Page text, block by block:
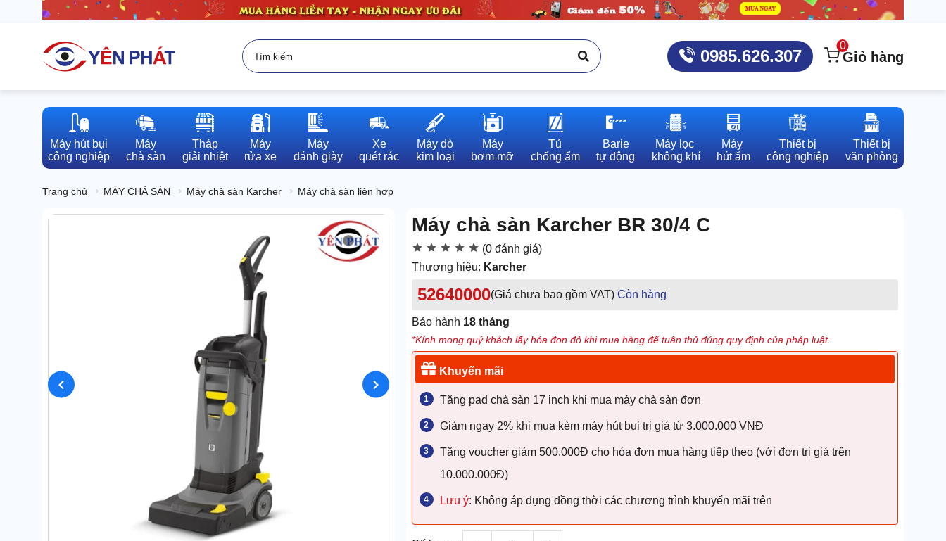
0985.626.307
0
Giỏ hàng
Máy hút bụi
công nghiệp
Máy
chà sàn
Tháp
giải nhiệt
Máy
rửa xe
Máy
đánh giày
Xe
quét rác
Máy dò
kim loại
Máy
bơm mỡ
Tủ
chống ẩm
Barie
tự động
Máy lọc
không khí
Máy
hút ẩm
Thiết bị
công nghiệp
Thiết bị
văn phòng
Trang chủ MÁY CHÀ SÀN Máy chà sàn Karcher Máy chà sàn liên hợp
Máy chà sàn Karcher BR 30/4 C
(0 đánh giá)
Thương hiệu: Karcher
52640000(Giá chưa bao gồm VAT) Còn hàng
Bảo hành 18 tháng
*Kính mong quý khách lấy hóa đơn đỏ khi mua hàng để tuân thủ đúng quy định của pháp luật.
Khuyến mãi
Tặng pad chà sàn 17 inch khi mua máy chà sàn đơn
Giảm ngay 2% khi mua kèm máy hút bụi trị giá từ 3.000.000 VNĐ
Tặng voucher giảm 500.000Đ cho hóa đơn mua hàng tiếp theo (với đơn trị giá trên
10.000.000Đ)
Lưu ý: Không áp dụng đồng thời các chương trình khuyến mãi trên